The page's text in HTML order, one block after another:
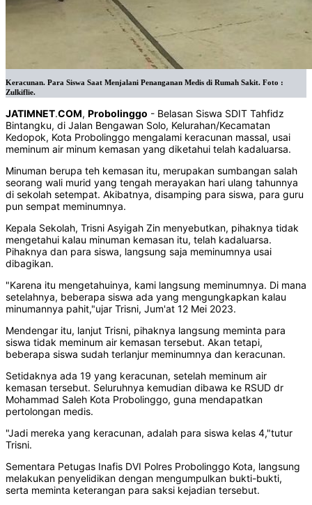
Keracunan. Para Siswa Saat Menjalani Penanganan Medis di Rumah Sakit. Foto :
Zulkiflie.
JATIMNET.COM, Probolinggo - Belasan Siswa SDIT Tahfidz
Bintangku, di Jalan Bengawan Solo, Kelurahan/Kecamatan
Kedopok, Kota Probolinggo mengalami keracunan massal, usai
meminum air minum kemasan yang diketahui telah kadaluarsa.
Minuman berupa teh kemasan itu, merupakan sumbangan salah
seorang wali murid yang tengah merayakan hari ulang tahunnya
di sekolah setempat. Akibatnya, disamping para siswa, para guru
pun sempat meminumnya.
Kepala Sekolah, Trisni Asyigah Zin menyebutkan, pihaknya tidak
mengetahui kalau minuman kemasan itu, telah kadaluarsa.
Pihaknya dan para siswa, langsung saja meminumnya usai
dibagikan.
"Karena itu mengetahuinya, kami langsung meminumnya. Di mana
setelahnya, beberapa siswa ada yang mengungkapkan kalau
minumannya pahit,"ujar Trisni, Jum'at 12 Mei 2023.
Mendengar itu, lanjut Trisni, pihaknya langsung meminta para
siswa tidak meminum air kemasan tersebut. Akan tetapi,
beberapa siswa sudah terlanjur meminumnya dan keracunan.
Setidaknya ada 19 yang keracunan, setelah meminum air
kemasan tersebut. Seluruhnya kemudian dibawa ke RSUD dr
Mohammad Saleh Kota Probolinggo, guna mendapatkan
pertolongan medis.
"Jadi mereka yang keracunan, adalah para siswa kelas 4,"tutur
Trisni.
Sementara Petugas Inafis DVI Polres Probolinggo Kota, langsung
melakukan penyelidikan dengan mengumpulkan bukti-bukti,
serta meminta keterangan para saksi kejadian tersebut.